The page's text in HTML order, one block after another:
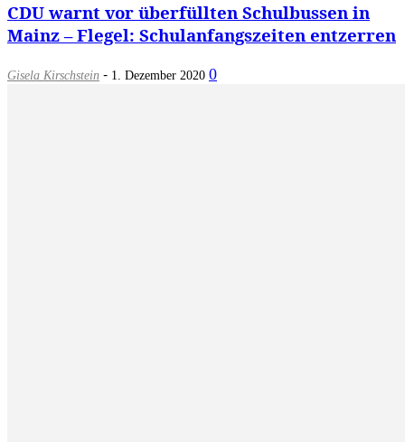
CDU warnt vor überfüllten Schulbussen in
Mainz – Flegel: Schulanfangszeiten entzerren
Gisela Kirschstein - 1. Dezember 2020 0